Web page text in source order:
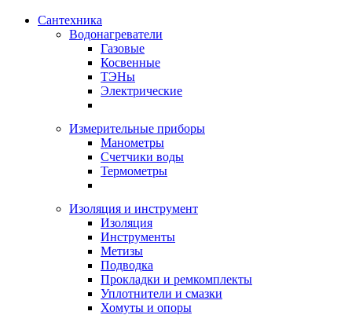
Сантехника
Водонагреватели
Газовые
Косвенные
ТЭНы
Электрические
Измерительные приборы
Манометры
Счетчики воды
Термометры
Изоляция и инструмент
Изоляция
Инструменты
Метизы
Подводка
Прокладки и ремкомплекты
Уплотнители и смазки
Хомуты и опоры